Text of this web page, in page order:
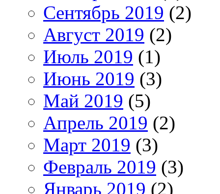
Сентябрь 2019 (2)
Август 2019 (2)
Июль 2019 (1)
Июнь 2019 (3)
Май 2019 (5)
Апрель 2019 (2)
Март 2019 (3)
Февраль 2019 (3)
Январь 2019 (2)